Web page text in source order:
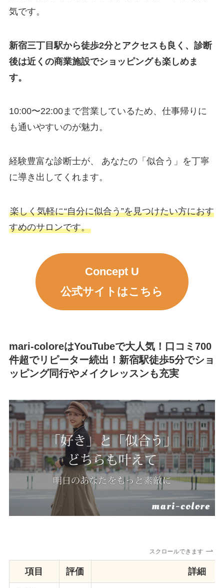
気です。
新宿三丁目駅から徒歩2分とアクセスも良く、診断
後は近くの商業施設でショッピングも楽しめま
す。
10:00〜22:00まで営業しているため、仕事帰りに
も通いやすいのが魅力。
経験豊富な診断士が、 あなたの「似合う」を丁寧
に導き出してくれます。
楽しく気軽に“自分に似合う”を見つけたい方におす
すめのサロンです。
Concept U
公式サイトはこちら
mari-coloreはYouTubeで大人気！口コミ700
件超でリピーター続出！新宿駅徒歩5分でショ
ッピング同行やメイクレッスンも充実
スクロールできます
項目 評価 詳細